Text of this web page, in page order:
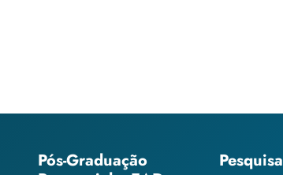
Pós-Graduação
Pesquisa